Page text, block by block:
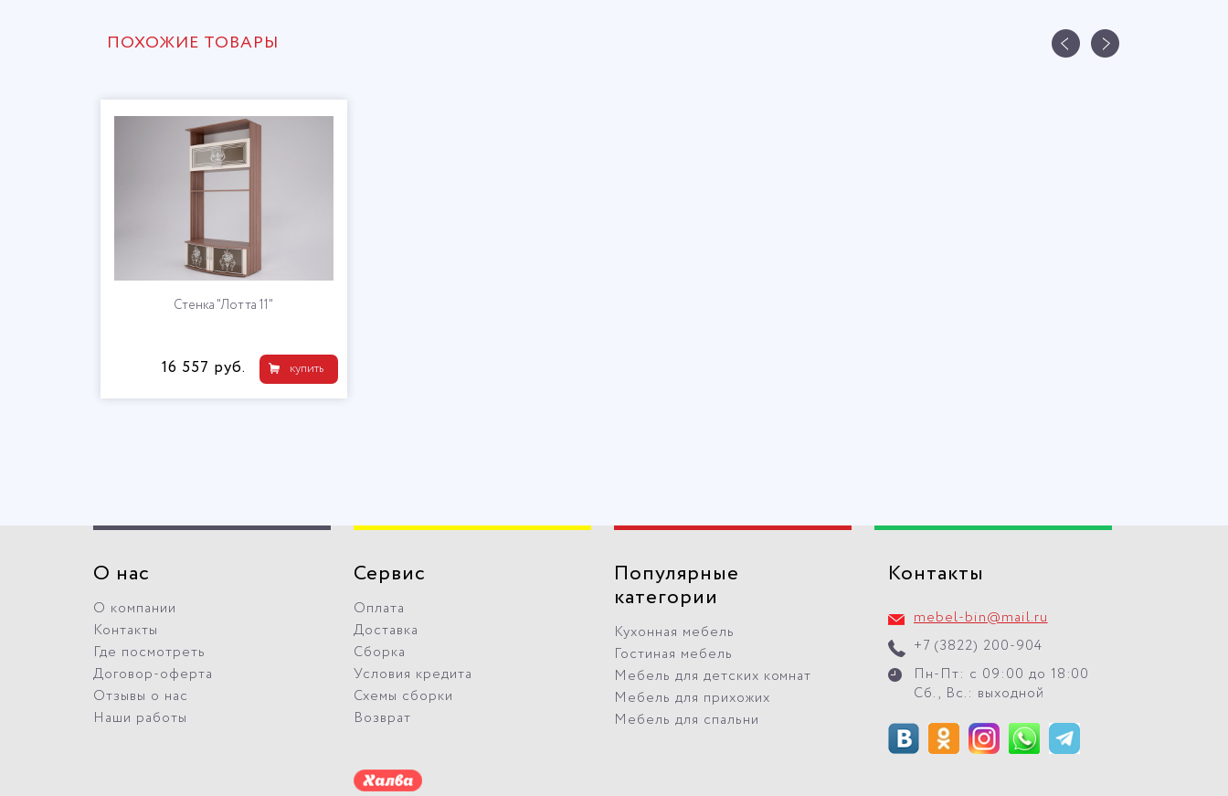
ПОХОЖИЕ ТОВАРЫ
Стенка "Лотта 11"
купить
16 557 руб.
О нас
О компании
Контакты
Где посмотреть
Договор-оферта
Отзывы о нас
Наши работы
Сервис
Оплата
Доставка
Сборка
Условия кредита
Схемы сборки
Возврат
Популярные
категории
Кухонная мебель
Гостиная мебель
Мебель для детских комнат
Мебель для прихожих
Мебель для спальни
Контакты
mebel-bin@mail.ru
+7 (3822) 200-904
Пн-Пт: с 09:00 до 18:00
Сб., Вс.: выходной